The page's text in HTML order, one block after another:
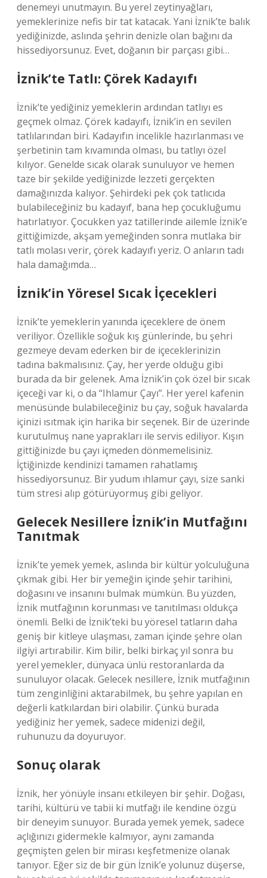
denemeyi unutmayın. Bu yerel zeytinyağları,
yemeklerinize nefis bir tat katacak. Yani İznik’te balık
yediğinizde, aslında şehrin denizle olan bağını da
hissediyorsunuz. Evet, doğanın bir parçası gibi…
İznik’te Tatlı: Çörek Kadayıfı
İznik’te yediğiniz yemeklerin ardından tatlıyı es
geçmek olmaz. Çörek kadayıfı, İznik’in en sevilen
tatlılarından biri. Kadayıfın incelikle hazırlanması ve
şerbetinin tam kıvamında olması, bu tatlıyı özel
kılıyor. Genelde sıcak olarak sunuluyor ve hemen
taze bir şekilde yediğinizde lezzeti gerçekten
damağınızda kalıyor. Şehirdeki pek çok tatlıcıda
bulabileceğiniz bu kadayıf, bana hep çocukluğumu
hatırlatıyor. Çocukken yaz tatillerinde ailemle İznik’e
gittiğimizde, akşam yemeğinden sonra mutlaka bir
tatlı molası verir, çörek kadayıfı yeriz. O anların tadı
hala damağımda…
İznik’in Yöresel Sıcak İçecekleri
İznik’te yemeklerin yanında içeceklere de önem
veriliyor. Özellikle soğuk kış günlerinde, bu şehri
gezmeye devam ederken bir de içeceklerinizin
tadına bakmalısınız. Çay, her yerde olduğu gibi
burada da bir gelenek. Ama İznik’in çok özel bir sıcak
içeceği var ki, o da “Ihlamur Çayı”. Her yerel kafenin
menüsünde bulabileceğiniz bu çay, soğuk havalarda
içinizi ısıtmak için harika bir seçenek. Bir de üzerinde
kurutulmuş nane yaprakları ile servis ediliyor. Kışın
gittiğinizde bu çayı içmeden dönmemelisiniz.
İçtiğinizde kendinizi tamamen rahatlamış
hissediyorsunuz. Bir yudum ıhlamur çayı, size sanki
tüm stresi alıp götürüyormuş gibi geliyor.
Gelecek Nesillere İznik’in Mutfağını
Tanıtmak
İznik’te yemek yemek, aslında bir kültür yolculuğuna
çıkmak gibi. Her bir yemeğin içinde şehir tarihini,
doğasını ve insanını bulmak mümkün. Bu yüzden,
İznik mutfağının korunması ve tanıtılması oldukça
önemli. Belki de İznik’teki bu yöresel tatların daha
geniş bir kitleye ulaşması, zaman içinde şehre olan
ilgiyi artırabilir. Kim bilir, belki birkaç yıl sonra bu
yerel yemekler, dünyaca ünlü restoranlarda da
sunuluyor olacak. Gelecek nesillere, İznik mutfağının
tüm zenginliğini aktarabilmek, bu şehre yapılan en
değerli katkılardan biri olabilir. Çünkü burada
yediğiniz her yemek, sadece midenizi değil,
ruhunuzu da doyuruyor.
Sonuç olarak
İznik, her yönüyle insanı etkileyen bir şehir. Doğası,
tarihi, kültürü ve tabii ki mutfağı ile kendine özgü
bir deneyim sunuyor. Burada yemek yemek, sadece
açlığınızı gidermekle kalmıyor, aynı zamanda
geçmişten gelen bir mirası keşfetmenize olanak
tanıyor. Eğer siz de bir gün İznik’e yolunuz düşerse,